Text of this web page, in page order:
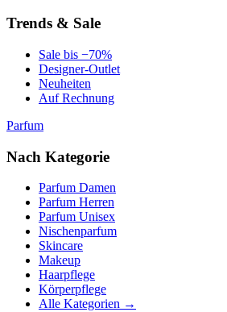
Trends & Sale
Sale bis −70%
Designer-Outlet
Neuheiten
Auf Rechnung
Parfum
Nach Kategorie
Parfum Damen
Parfum Herren
Parfum Unisex
Nischenparfum
Skincare
Makeup
Haarpflege
Körperpflege
Alle Kategorien →